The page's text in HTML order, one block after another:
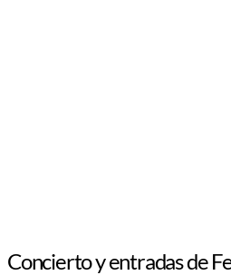
Concierto y entradas de